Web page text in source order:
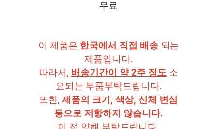
무료
이 제품은 한국에서 직접 배송되는
제품입니다.
따라서, 배송기간이 약 2주 정도소
요되는 부품부탁드립니다.
또한, 제품의 크기, 색상, 신체 변심
등으로 저항하지 않습니다.